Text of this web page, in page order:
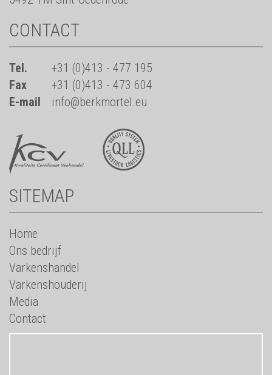
CONTACT
Tel.
+31 (0)413 - 477 195
Fax
+31 (0)413 - 473 604
E-mail
info@berkmortel.eu
SITEMAP
Home
Ons bedrijf
Varkenshandel
Varkenshouderij
Media
Contact